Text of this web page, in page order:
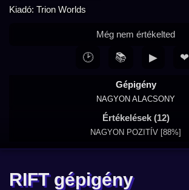
Kiadó: Trion Worlds
Gépigény
NAGYON ALACSONY
Értékelések (12)
NAGYON POZITÍV [88%]
Még nem értékelted
🕑 📚 ▶ ❤
RIFT gépigény